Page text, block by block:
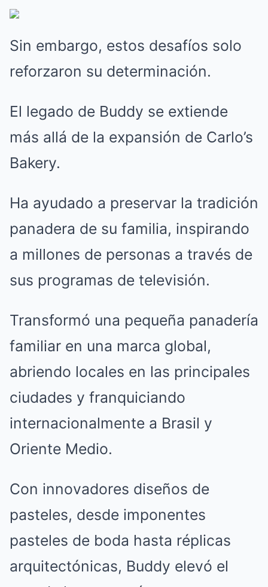
Sin embargo, estos desafíos solo
reforzaron su determinación.
El legado de Buddy se extiende
más allá de la expansión de Carlo’s
Bakery.
Ha ayudado a preservar la tradición
panadera de su familia, inspirando
a millones de personas a través de
sus programas de televisión.
Transformó una pequeña panadería
familiar en una marca global,
abriendo locales en las principales
ciudades y franquiciando
internacionalmente a Brasil y
Oriente Medio.
Con innovadores diseños de
pasteles, desde imponentes
pasteles de boda hasta réplicas
arquitectónicas, Buddy elevó el